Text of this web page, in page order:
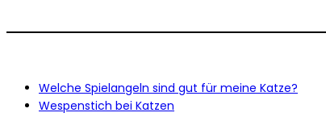
Welche Spielangeln sind gut für meine Katze?
Wespenstich bei Katzen